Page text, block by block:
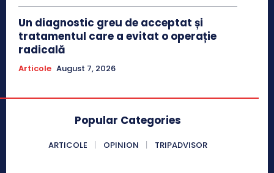
Un diagnostic greu de acceptat și
tratamentul care a evitat o operație
radicală
Articole August 7, 2026
Popular Categories
ARTICOLE OPINION TRIPADVISOR